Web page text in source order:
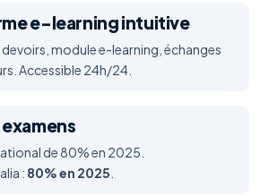
e-learning intuitive
module e-learning, échanges
Accessible 24h/24.
de 80% en 2025.
: 80% en 2025